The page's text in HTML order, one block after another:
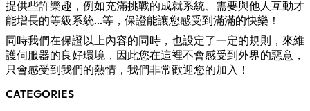
提供些許樂趣，例如充滿挑戰的成就系統、需要與他人互動才
能增長的等級系統...等，保證能讓您感受到滿滿的快樂！
同時我們在保證以上內容的同時，也設定了一定的規則，來維
護伺服器的良好環境，因此您在這裡不會感受到外界的惡意，
只會感受到我們的熱情，我們非常歡迎您的加入！
CATEGORIES